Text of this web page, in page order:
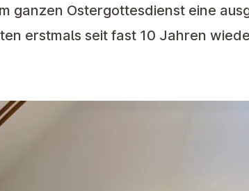
ganzen Ostergottesdienst eine
erstmals seit fast 10 Jahren